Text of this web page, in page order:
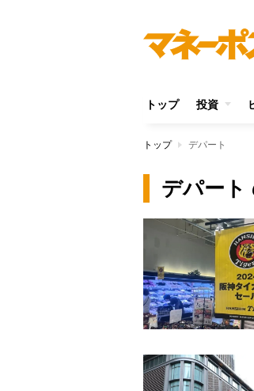
トップ 投資
トップ デパート
デパート